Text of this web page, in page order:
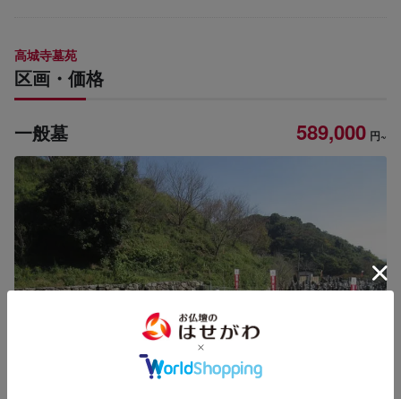
高城寺墓苑
区画・価格
一般墓 589,000 円~